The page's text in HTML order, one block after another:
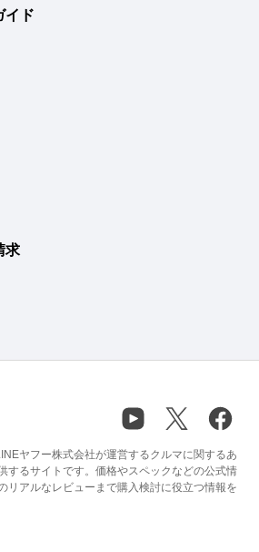
イド
求
ヤフー株式会社が運営するクルマに関するあ
するサイトです。価格やスペックなどの公式情
リアルなレビューまで購入検討に役立つ情報を